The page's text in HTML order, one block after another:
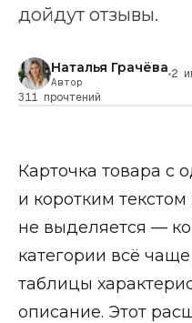
дойдут отзывы.
Наталья Грачёва
Автор
2
311 прочтений
Карточка товара с
и коротким
не выделяется —
категории всё
таблицы
описание. Этот